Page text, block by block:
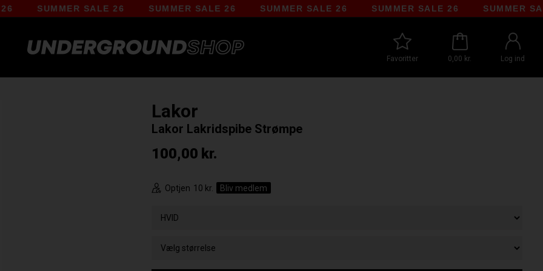
SUMMER SALE 26 SUMMER SALE 26 SUMMER SALE 26 SUMMER SALE 26 SUMMER SALE 26
Favoritter 0,00 kr. Log ind
Lakor
Lakor Lakridspibe Strømpe
100,00 kr.
Optjen 10 kr. Bliv medlem